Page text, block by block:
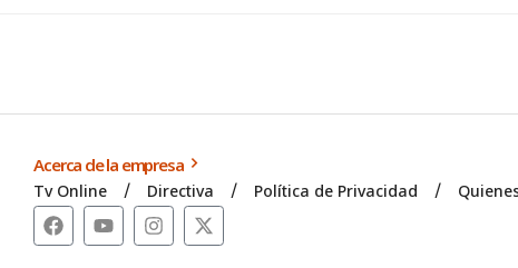
Acerca de la empresa
Tv Online Directiva Política de Privacidad